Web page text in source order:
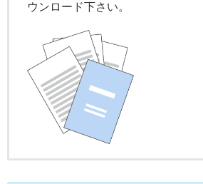
ウンロード下さい。